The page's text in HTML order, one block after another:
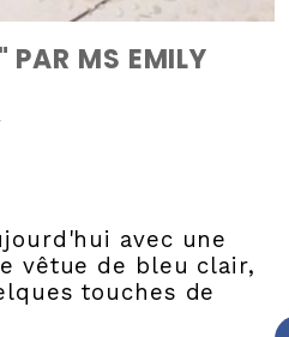
PAR MS EMILY
avec une
vêtue de bleu clair,
touches de